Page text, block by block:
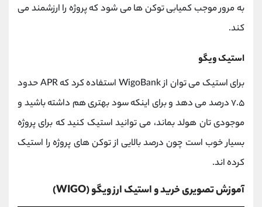
به مرور موجب کمیابی توکن ها می شود که پروژه را ارزشمند می
کند.
استیک ویگو
برای استیک می توان از WigoBank استفاده کرد که APR حدود
۷.۵ درصد می دهد و برای اینکه سود بهتری هم داشته باشید و
موجودی تان هولد بماند، می توانید استیک کنید که برای پروژه
بسیار خوب است چون درصد بالایی از توکن های پروژه را استیک
کرده اند.
آموزش تصویری خرید و استیک ارز ویگو (WIGO)